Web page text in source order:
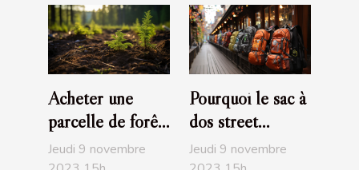
Acheter une
parcelle de forêt,
un investissement
Jeudi 9 novembre
Pourquoi le sac à
dos street
marketing est
Jeudi 9 novembre